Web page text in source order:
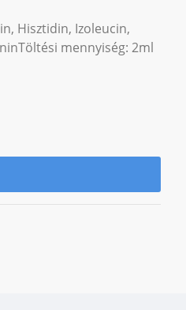
Hisztidin, Izoleucin,
mennyiség: 2ml